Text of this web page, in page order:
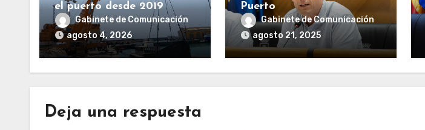
el puerto desde 2019
Gabinete de Comunicación
agosto 4, 2026
Puerto
Gabinete de Comunicación
agosto 21, 2025
Deja una respuesta